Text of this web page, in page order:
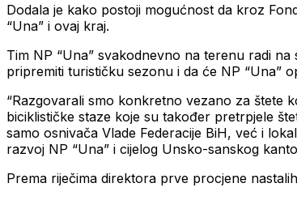
Dodala je kako postoji mogućnost da kroz
“Una” i ovaj kraj.
Tim NP “Una” svakodnevno na terenu radi
pripremiti turističku sezonu i da će NP “Una”
“Razgovarali smo konkretno vezano za štete
biciklističke staze koje su također pretrpjele
samo osnivača Vlade Federacije BiH, već i
razvoj NP “Una” i cijelog Unsko-sanskog
Prema riječima direktora prve procjene